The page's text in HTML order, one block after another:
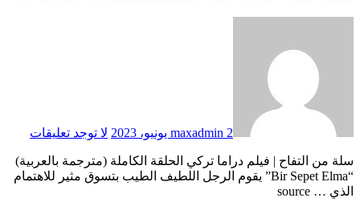
maxadmin 2 يونيو، 2023 لا توجد تعليقات
سلة من التفاح | فيلم دراما تركي الحلقة الكاملة (مترجمة بالعربية)
“Bir Sepet Elma” يقوم الرجل اللطيف الطيب بتسوق مثير للاهتمام
الذي … source